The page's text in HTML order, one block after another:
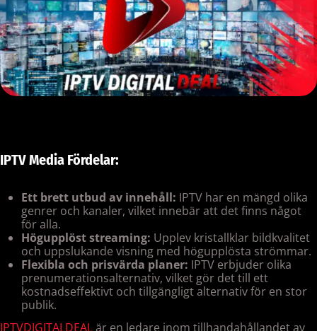
IPTV Media Fördelar:
Ett brett utbud av innehåll: IPTV har en mängd olika
genrer och kanaler, vilket innebär att det finns något
för alla.
Högupplöst streaming: Upplev kristallklar bildkvalitet
och uppslukande visning med högupplösta strömmar.
Flexibla och prisvärda planer: IPTV erbjuder olika
prenumerationsalternativ, vilket gör det till ett
kostnadseffektivt och tillgängligt alternativ för en stor
publik.
IPTVDIGITALDEALär en ledare inom tillhandahållandet av